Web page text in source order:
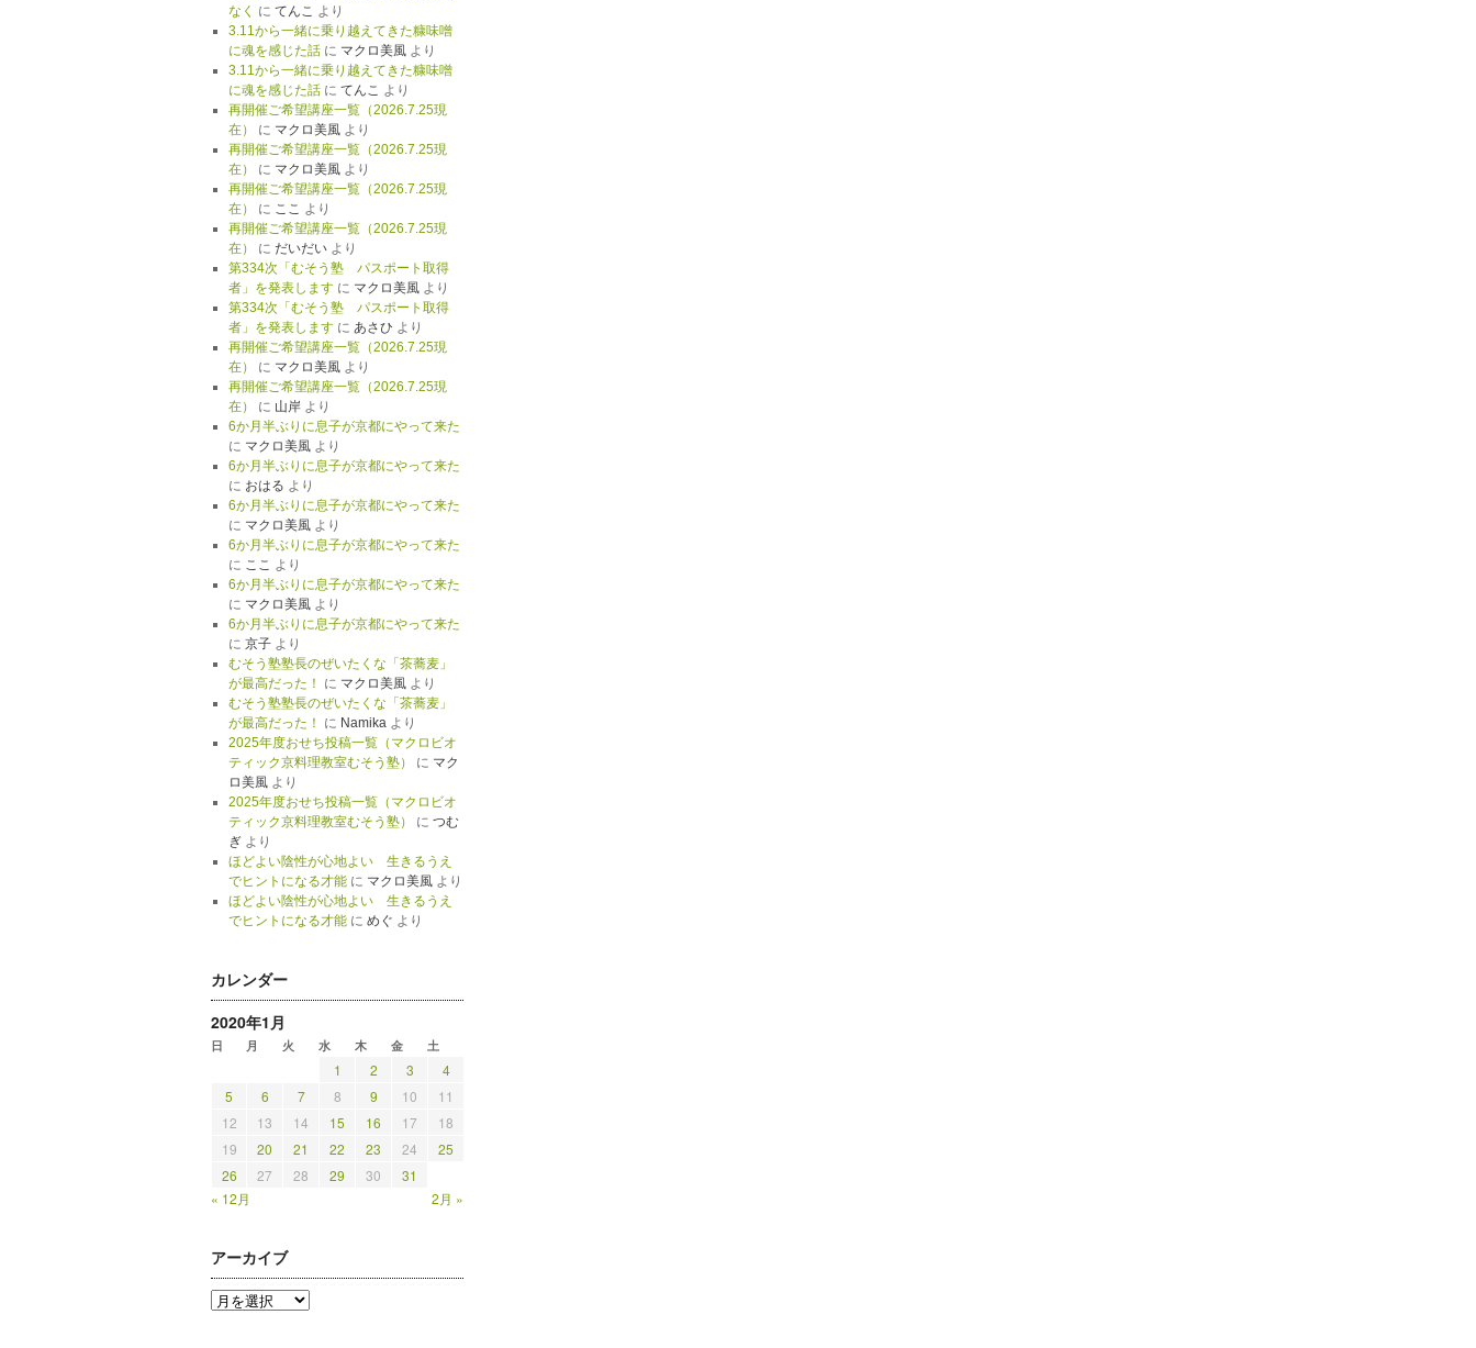
なく に てんこ より
3.11から一緒に乗り越えてきた糠味噌
に魂を感じた話に マクロ美風より
3.11から一緒に乗り越えてきた糠味噌
に魂を感じた話に てんこ より
再開催ご希望講座一覧（2026.7.25現
在）
に マクロ美風より
再開催ご希望講座一覧（2026.7.25現
在）
に マクロ美風より
再開催ご希望講座一覧（2026.7.25現
在）
に ここ より
再開催ご希望講座一覧（2026.7.25現
在）
に だいだいより
第334次「むそう塾 パスポート取得
者」を発表しますに マクロ美風より
第334次「むそう塾 パスポート取得
者」を発表しますに あさひ より
再開催ご希望講座一覧（2026.7.25現
在）
に マクロ美風より
再開催ご希望講座一覧（2026.7.25現
在）
に 山岸より
6か月半ぶりに息子が京都にやって来た
に マクロ美風より
6か月半ぶりに息子が京都にやって来た
に おはる より
6か月半ぶりに息子が京都にやって来た
に マクロ美風より
6か月半ぶりに息子が京都にやって来た
に ここ より
6か月半ぶりに息子が京都にやって来た
に マクロ美風より
6か月半ぶりに息子が京都にやって来た
に 京子より
むそう塾塾長のぜいたくな「茶蕎麦」
が最高だった！
に マクロ美風より
むそう塾塾長のぜいたくな「茶蕎麦」
が最高だった！
に Namikaより
2025年度おせち投稿一覧（マクロビオ
ティック京料理教室むそう塾）
に マク
ロ美風より
2025年度おせち投稿一覧（マクロビオ
ティック京料理教室むそう塾）
に つむ
ぎより
ほどよい陰性が心地よい 生きるうえ
でヒントになる才能に マクロ美風より
ほどよい陰性が心地よい 生きるうえ
でヒントになる才能に めぐ より
カレンダー
2020年1月
日 月 火 水 木 金 土
1 2 3
4
5
6 7 8 9 10
11
12
13 14 15 16 17
18
19
20 21 22 23 24
25
26
27 28 29 30
31
« 12月
2月 »
アーカイブ
ア